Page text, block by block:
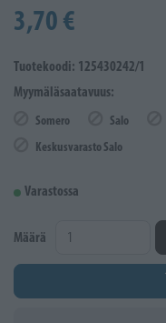
3,70 €
Tuotekoodi: 125430242/1
Myymäläsaatavuus:
Somero Salo
Keskusvarasto Salo
Varastossa
Määrä